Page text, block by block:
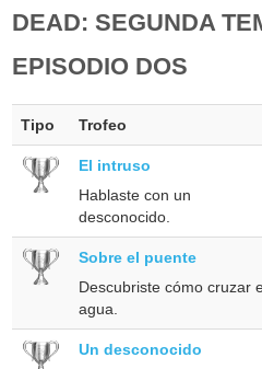
DEAD: SEGUNDA
EPISODIO DOS
Tipo Trofeo
El intruso
Hablaste con un
desconocido.
Sobre el puente
Descubriste cómo cruzar
agua.
Un desconocido